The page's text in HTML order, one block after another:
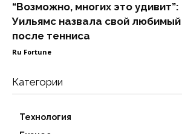
“Возможно, многих это
Уильямс назвала свой
после тенниса
Ru Fortune
Категории
Технология